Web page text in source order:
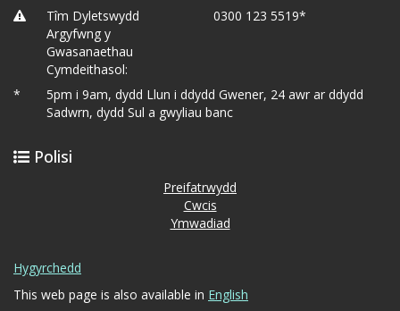
Tîm Dyletswydd
Argyfwng y
Gwasanaethau
Cymdeithasol:
0300 123 5519*
*
5pm i 9am, dydd Llun i ddydd Gwener, 24 awr ar ddydd
Sadwrn, dydd Sul a gwyliau banc
Polisi
Preifatrwydd
Cwcis
Ymwadiad
Hygyrchedd
This web page is also available in English